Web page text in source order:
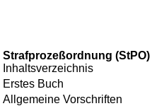
Strafprozeßordnung (StPO)
Inhaltsverzeichnis
Erstes Buch
Allgemeine Vorschriften